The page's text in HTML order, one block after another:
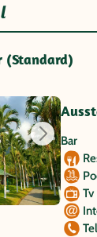
(Standard)
Bar
Tv